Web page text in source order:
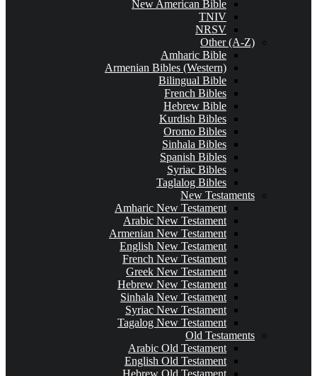
New American Bible
TNIV
NRSV
Other (A-Z)
Amharic Bible
Armenian Bibles (Western)
Bilingual Bible
French Bibles
Hebrew Bible
Kurdish Bibles
Oromo Bibles
Sinhala Bibles
Spanish Bibles
Syriac Bibles
Taglalog Bibles
New Testaments
Amharic New Testament
Arabic New Testament
Armenian New Testament
English New Testament
French New Testament
Greek New Testament
Hebrew New Testament
Sinhala New Testament
Syriac New Testament
Tagalog New Testament
Old Testaments
Arabic Old Testament
English Old Testament
Hebrew Old Testament